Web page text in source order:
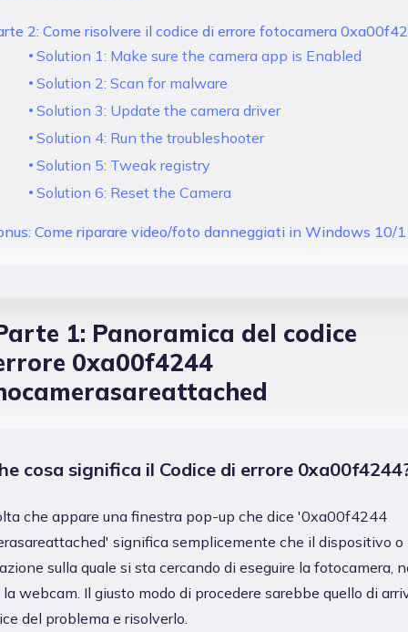
2: Come risolvere il codice di errore fotocamera
Solution 1: Make sure the camera app is Enabled
Solution 2: Scan for malware
Solution 3: Update the camera driver
Solution 4: Run the troubleshooter
Solution 5: Tweak registry
Solution 6: Reset the Camera
Come riparare video/foto danneggiati in Windows 10/
1: Panoramica del codice
0xa00f4244
cosa significa il Codice di errore
che appare una finestra pop-up che dice '0xa00f4244
significa semplicemente che il dispositivo o
sulla quale si sta cercando di eseguire la fotocamera,
webcam. Il giusto modo di procedere sarebbe quello di
del problema e risolverlo.